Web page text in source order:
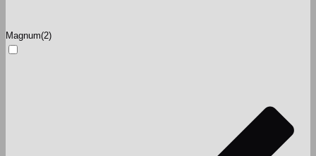
Magnum(2)